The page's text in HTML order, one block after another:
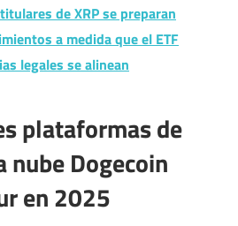
de XRP se preparan
a medida que el ETF
legales se alinean
plataformas de
nube Dogecoin
en 2025